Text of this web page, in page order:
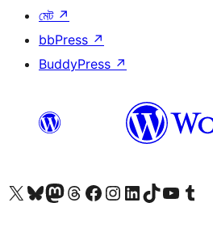
মেট ↗
bbPress ↗
BuddyPress ↗
আমাৰ X (আগৰ Twitter) একাউণ্টলৈ যাওকআমাৰ Bluesky একাউণ্টলৈ যাওকআমাৰ Mastodon একাউণ্টলৈ যাওকআমাৰ Threads একাউণ্টলৈ যাওকআমাৰ Facebook পৃষ্ঠালৈ যাওকআমাৰ Instagram একাউণ্টলৈ যাওকআমাৰ LinkedIn একাউণ্টলৈ যাওকআমাৰ TikTok একাউণ্টলৈ যাওকআমাৰ YouTube চেনেললৈ যাওকআমাৰ Tumblr একাউণ্টলৈ যাওক